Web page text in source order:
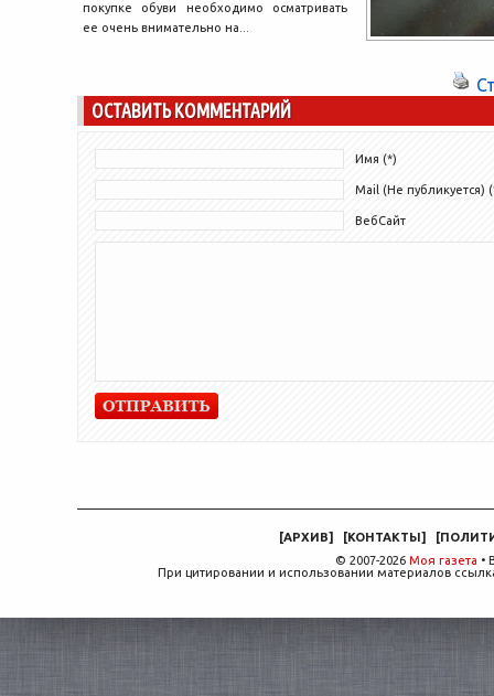
покупке обуви необходимо осматривать
ее очень внимательно на...
ОСТАВИТЬ КОММЕНТАРИЙ
Имя (*)
Mail (Не публикуется)
ВебСайт
[АРХИВ] [КОНТАКТЫ] [
© 2007-2026 Моя газета •
При цитировании и использовании материалов